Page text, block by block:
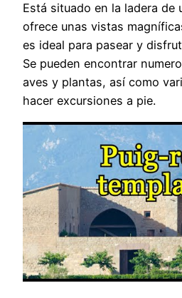
Está situado en la ladera de
ofrece unas vistas
es ideal para pasear y
Se pueden encontrar
aves y plantas, así como
hacer excursiones a pie.